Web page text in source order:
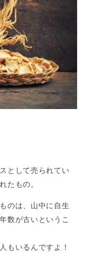
として売られてい
たもの。
のは、山中に自生
数が古いというこ
もいるんですよ！